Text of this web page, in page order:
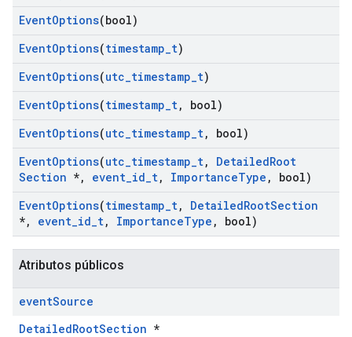
EventOptions(bool)
EventOptions(timestamp_t)
EventOptions(utc_timestamp_t)
EventOptions(timestamp_t,
bool)
EventOptions(utc_timestamp_t,
bool)
EventOptions(utc_timestamp_t, DetailedRoot
Section *, event_id_t, ImportanceType ,
bool)
EventOptions(timestamp_t, DetailedRootSection
*, event_id_t, ImportanceType , bool)
Atributos públicos
eventSource
DetailedRootSection *